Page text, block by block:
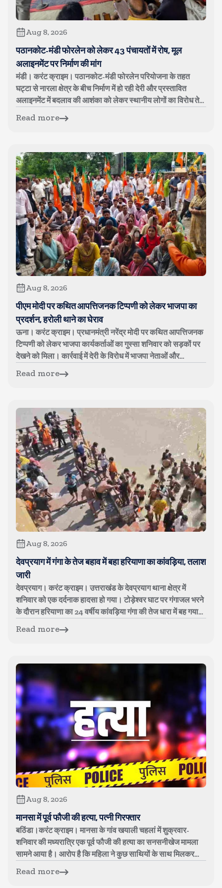
Aug 8, 2026
पठानकोट-मंडी फोरलेन को लेकर 43 पंचायतों में रोष, मूल
अलाइनमेंट पर निर्माण की मांग
मंडी। करंट क्राइम। पठानकोट-मंडी फोरलेन परियोजना के तहत
घट्टा से नारला क्षेत्र के बीच निर्माण में हो रही देरी और प्रस्तावित
अलाइनमेंट में बदलाव की आशंका को लेकर स्थानीय लोगों का विरोध तेज
हो गया है। शन...
Read more
Aug 8, 2026
पीएम मोदी पर कथित आपत्तिजनक टिप्पणी को लेकर भाजपा का
प्रदर्शन, हरोली थाने का घेराव
ऊना। करंट क्राइम। प्रधानमंत्री नरेंद्र मोदी पर कथित आपत्तिजनक
टिप्पणी को लेकर भाजपा कार्यकर्ताओं का गुस्सा शनिवार को सड़कों पर
देखने को मिला। कार्रवाई में देरी के विरोध में भाजपा नेताओं और
कार्यकर्ताओ...
Read more
Aug 8, 2026
देवप्रयाग में गंगा के तेज बहाव में बहा हरियाणा का कांवड़िया, तलाश
जारी
देवप्रयाग। करंट क्राइम। उत्तराखंड के देवप्रयाग थाना क्षेत्र में
शनिवार को एक दर्दनाक हादसा हो गया। टोड़ेश्वर घाट पर गंगाजल भरने
के दौरान हरियाणा का 24 वर्षीय कांवड़िया गंगा की तेज धारा में बह गया।
Read more
Aug 8, 2026
मानसा में पूर्व फौजी की हत्या, पत्नी गिरफ्तार
बठिंडा।करंट क्राइम। मानसा के गांव खयाली चहलां में शुक्रवार-
शनिवार की मध्यरात्रि एक पूर्व फौजी की हत्या का सनसनीखेज मामला
सामने आया है। आरोप है कि महिला ने कुछ साथियों के साथ मिलकर
अपने पति बलविंदर सिं...
Read more